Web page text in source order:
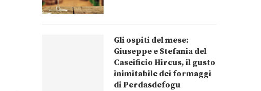
Gli ospiti del mese:
Giuseppe e Stefania del
Caseificio Hircus, il gusto
inimitabile dei formaggi
di Perdasdefogu